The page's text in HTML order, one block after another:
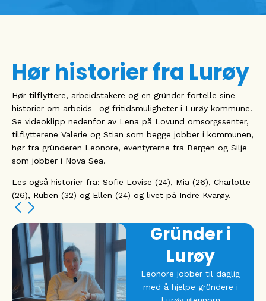
Hør historier fra Lurøy
Hør tilflyttere, arbeidstakere og en gründer fortelle sine
historier om arbeids- og fritidsmuligheter i Lurøy kommune.
Se videoklipp nedenfor av Lena på Lovund omsorgssenter,
tilflytterene Valerie og Stian som begge jobber i kommunen,
hør fra gründeren Leonore, eventyrerne fra Bergen og Silje
som jobber i Nova Sea.
Les også historier fra: Sofie Lovise (24), Mia (26), Charlotte
(26), Ruben (32) og Ellen (24) og livet på Indre Kvarøy.
Spennende
i havgapet!
Silje er opprinnelig fra